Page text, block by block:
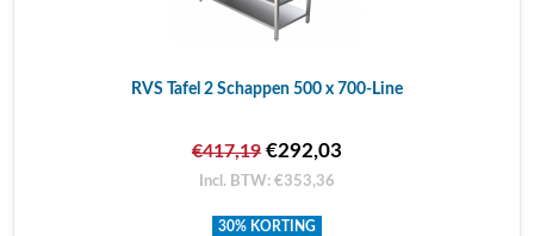
RVS Tafel 2 Schappen 500 x 700-Line
€417,19 €292,03
Incl. BTW: €353,36
30% KORTING